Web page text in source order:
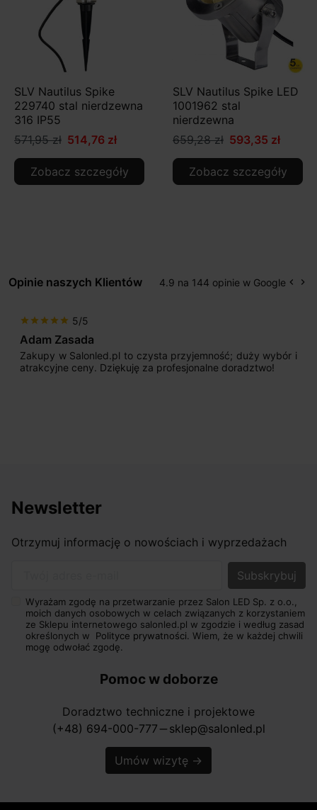
SLV Nautilus Spike
229740 stal nierdzewna
316 IP55
571,95 zł 514,76 zł
Zobacz szczegóły
SLV Nautilus Spike LED
1001962 stal
nierdzewna
659,28 zł 593,35 zł
Zobacz szczegóły
Opinie naszych Klientów 4.9 na 144 opinie w Google keyboard_arrow_left keyboard_arrow_right
star star star star star 5/5
Adam Zasada
Zakupy w Salonled.pl to czysta przyjemność; duży wybór i
atrakcyjne ceny. Dziękuję za profesjonalne doradztwo!
Newsletter
Otrzymuj informację o nowościach i wyprzedażach
Wyrażam zgodę na przetwarzanie przez Salon LED Sp. z o.o.,
moich danych osobowych w celach związanych z korzystaniem
ze Sklepu internetowego salonled.pl w zgodzie i według zasad
określonych w Polityce prywatności. Wiem, że w każdej chwili
mogę odwołać zgodę.
Pomoc w doborze
Doradztwo techniczne i projektowe
(+48) 694-000-777 horizontal_rule sklep@salonled.pl
Umów wizytę →